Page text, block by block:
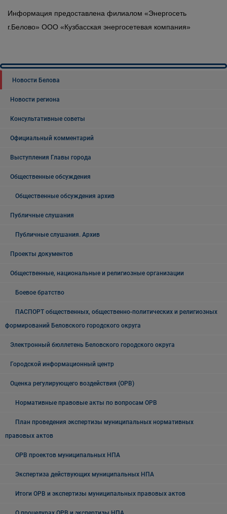
Информация предоставлена филиалом «Энергосеть
г.Белово» ООО «Кузбасская энергосетевая компания»
Новости Белова
Новости региона
Консультативные советы
Официальный комментарий
Выступления Главы города
Общественные обсуждения
Общественные обсуждения архив
Публичные слушания
Публичные слушания. Архив
Проекты документов
Общественные, национальные и религиозные организации
Боевое братство
ПАСПОРТ общественных, общественно-политических и религиозных
формирований Беловского городского округа
Электронный бюллетень Беловского городского округа
Городской информационный центр
Оценка регулирующего воздействия (ОРВ)
Нормативные правовые акты по вопросам ОРВ
План проведения экспертизы муниципальных нормативных
правовых актов
ОРВ проектов муниципальных НПА
Экспертиза действующих муниципальных НПА
Итоги ОРВ и экспертизы муниципальных правовых актов